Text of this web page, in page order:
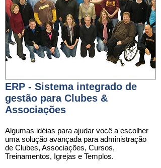
ERP - Sistema integrado de
gestão para Clubes &
Associações
Algumas idéias para ajudar você a escolher
uma solução avançada para administração
de Clubes, Associações, Cursos,
Treinamentos, Igrejas e Templos.